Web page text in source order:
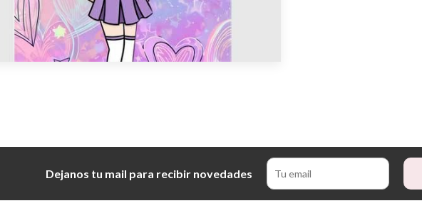
Dejanos tu mail para recibir novedades